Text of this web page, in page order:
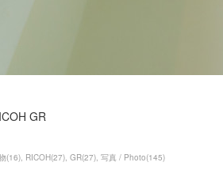
GR
(16) RICOH(27) GR(27) 写真 / Photo(145)